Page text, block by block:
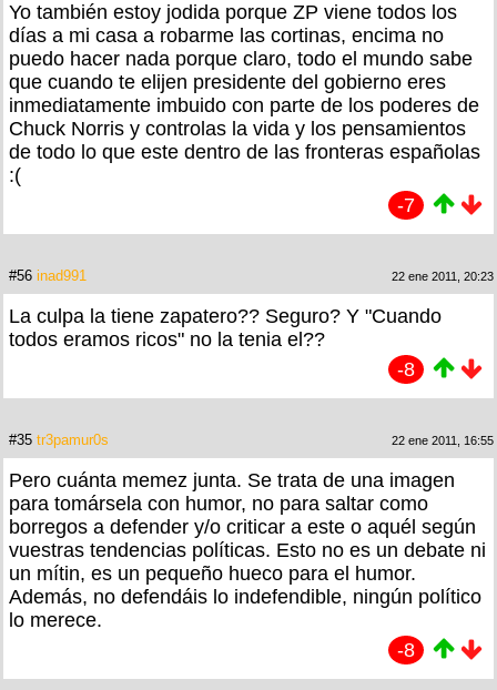
Yo también estoy jodida porque ZP viene todos los
días a mi casa a robarme las cortinas, encima no
puedo hacer nada porque claro, todo el mundo sabe
que cuando te elijen presidente del gobierno eres
inmediatamente imbuido con parte de los poderes de
Chuck Norris y controlas la vida y los pensamientos
de todo lo que este dentro de las fronteras españolas
:(
-7
#56 inad991 22 ene 2011, 20:23
La culpa la tiene zapatero?? Seguro? Y "Cuando
todos eramos ricos" no la tenia el??
-8
#35 tr3pamur0s 22 ene 2011, 16:55
Pero cuánta memez junta. Se trata de una imagen
para tomársela con humor, no para saltar como
borregos a defender y/o criticar a este o aquél según
vuestras tendencias políticas. Esto no es un debate ni
un mítin, es un pequeño hueco para el humor.
Además, no defendáis lo indefendible, ningún político
lo merece.
-8